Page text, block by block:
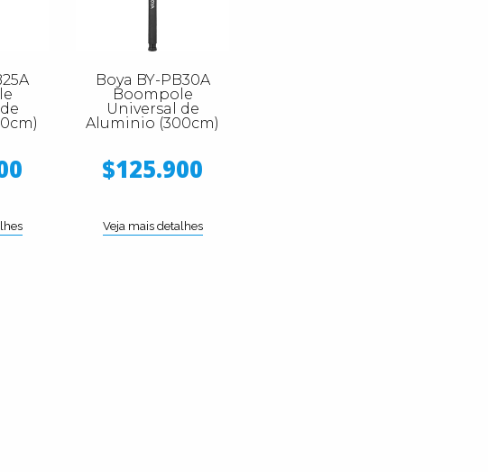
Boya BY-PB30A
Boompole
Universal de
Aluminio (300cm)
$125.900
Veja mais detalhes